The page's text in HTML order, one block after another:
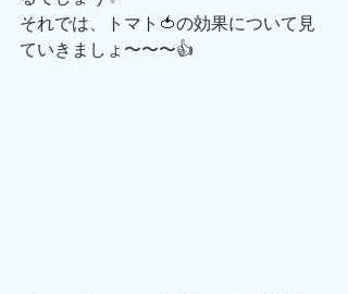
それでは、トマト🍅の効果について見
ていきましょ〜〜〜👍